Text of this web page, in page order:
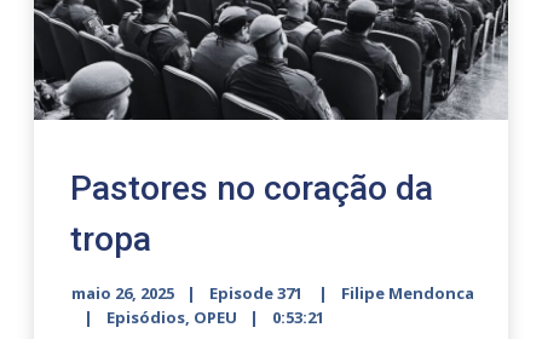
Pastores no coração da
tropa
maio 26, 2025 Episode 371
Filipe Mendonca
Episódios, OPEU 0:53:21